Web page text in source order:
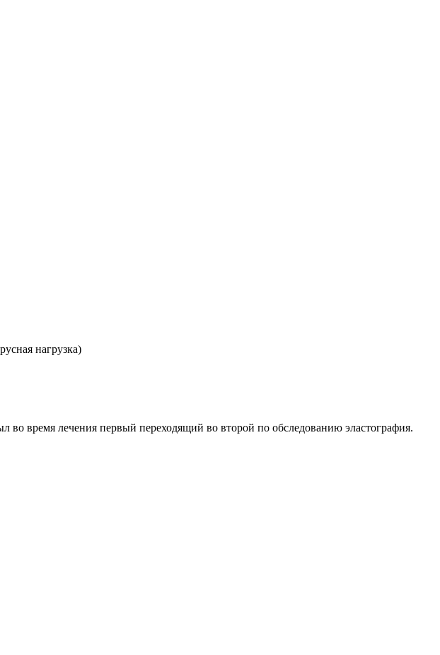
нагрузка)
время лечения первый переходящий во второй по обследованию эластография.